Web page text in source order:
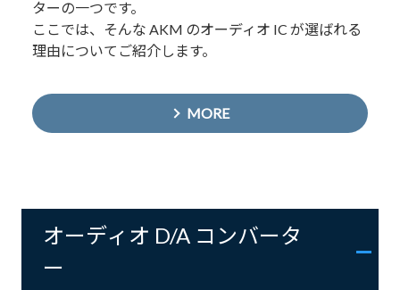
ターの一つです。
ここでは、そんな AKM のオーディオ IC が選ばれる
理由についてご紹介します。
MORE
オーディオ D/A コンバータ
ー